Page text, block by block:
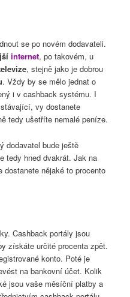
se po novém dodavateli.
internet, po takovém, u
, stejně jako je dobrou
. Vždy by se mělo jednat o
i v cashback systému. I
vy dostanete
tedy ušetříte nemalé peníze.
dodavatel bude ještě
tedy hned dvakrát. Jak na
nějaké to procento
Cashback portály jsou
získáte určité procenta zpět.
konto. Poté je
na bankovní účet. Kolik
jsou vaše měsíční platby a